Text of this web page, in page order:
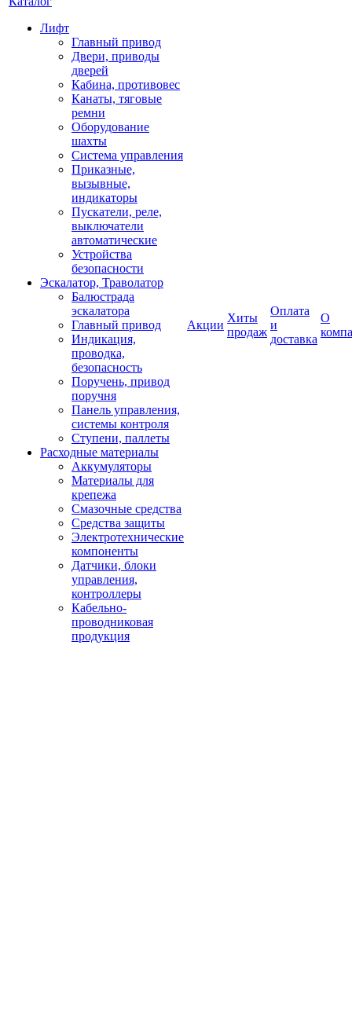
Лифт
Главный привод
Двери, приводы
дверей
Кабина, противовес
Канаты, тяговые
ремни
Оборудование
шахты
Система управления
Приказные,
вызывные,
индикаторы
Пускатели, реле,
выключатели
автоматические
Устройства
безопасности
Эскалатор, Траволатор
Балюстрада
эскалатора
Главный привод
Индикация,
проводка,
безопасность
Поручень, привод
поручня
Панель управления,
системы контроля
Ступени, паллеты
Расходные материалы
Аккумуляторы
Материалы для
крепежа
Смазочные средства
Средства защиты
Электротехнические
компоненты
Датчики, блоки
управления,
контроллеры
Кабельно-
проводниковая
продукция
Акции
Хиты
продаж
Оплата
и
доставка
О